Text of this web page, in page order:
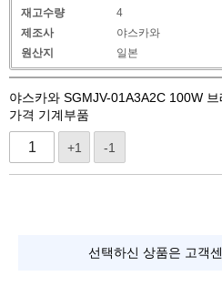
재고수량
4
제조사
야스카와
원산지
일본
야스카와 SGMJV-01A3A2C 100W
가격 기계부품
+1 -1
선택하신 상품은 고객